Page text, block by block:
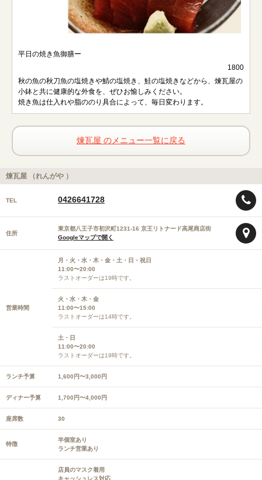
平日の焼き魚御膳ー
1800
秋の魚の秋刀魚の塩焼きや鯖の塩焼き、鮭の塩焼きなどから、煉瓦屋の
小鉢と共に健康的な外食を、ぜひお愉しみください。
焼き魚は仕入れや脂ののり具合によって、毎日変わります。
煉瓦屋 のメニュー一覧に戻る
煉瓦屋 （れんがや ）
TEL 0426641728
住所
東京都八王子市初沢町1231-16 京王リトナード高尾商店街
Googleマップで開く
営業時間
月・火・水・木・金・土・日・祝日
11:00〜20:00
ラストオーダーは19時です。
火・水・木・金
11:00〜15:00
ラストオーダーは14時です。
土・日
11:00〜20:00
ラストオーダーは19時です。
ランチ予算 1,600円〜3,000円
ディナー予算 1,700円〜4,000円
座席数 30
特徴
半個室あり
ランチ営業あり
店員のマスク着用
キャッシュレス対応